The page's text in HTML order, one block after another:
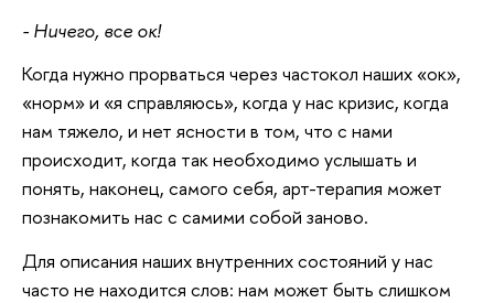
- Ничего, все ок!
Когда нужно прорваться через частокол наших «ок»,
«норм» и «я справляюсь», когда у нас кризис, когда
нам тяжело, и нет ясности в том, что с нами
происходит, когда так необходимо услышать и
понять, наконец, самого себя, арт-терапия может
познакомить нас с самими собой заново.
Для описания наших внутренних состояний у нас
часто не находится слов: нам может быть слишком